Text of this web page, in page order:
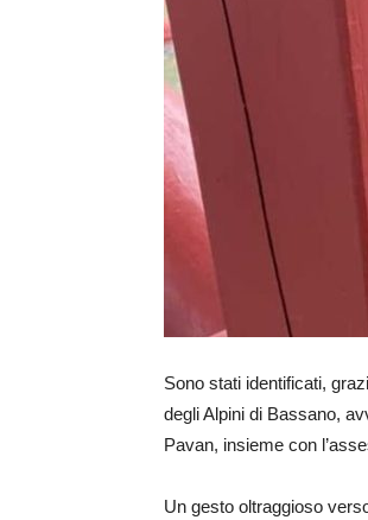
Sono stati identificati,
degli Alpini di Bassano,
Pavan, insieme con
Un gesto oltraggioso